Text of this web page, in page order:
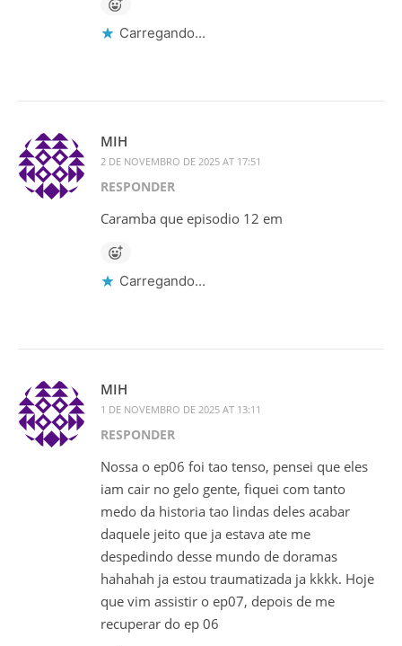
Carregando...
MIH
2 DE NOVEMBRO DE 2025 AT 17:51
RESPONDER
Caramba que episodio 12 em
Carregando...
MIH
1 DE NOVEMBRO DE 2025 AT 13:11
RESPONDER
Nossa o ep06 foi tao tenso, pensei que eles
iam cair no gelo gente, fiquei com tanto
medo da historia tao lindas deles acabar
daquele jeito que ja estava ate me
despedindo desse mundo de doramas
hahahah ja estou traumatizada ja kkkk. Hoje
que vim assistir o ep07, depois de me
recuperar do ep 06